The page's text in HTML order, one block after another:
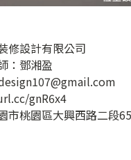
修設計有限公司
：鄧湘盈
gnR6x4
市桃園區大興西路二段